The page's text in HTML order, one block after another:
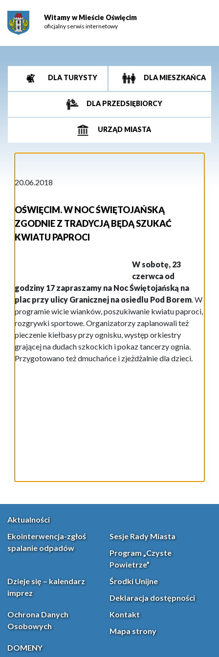
Witamy w Mieście Oświęcim
oficjalny serwis internetowy
DLA TURYSTY DLA MIESZKAŃCA
DLA PRZEDSIĘBIORCY
URZĄD MIASTA
20.06.2018
OŚWIĘCIM. W NOC ŚWIĘTOJAŃSKĄ
ZGODNIE Z TRADYCJĄ BĘDĄ SZUKAĆ
KWIATU PAPROCI
W sobotę, 23
czerwca od
godziny 17 zapraszamy na Noc Świętojańską na
plac przy ulicy Granicznej na osiedlu Pod Borem. W
programie wicie wianków, poszukiwanie kwiatu paproci,
rozgrywki sportowe. Organizatorzy zaplanowali też
pieczenie kiełbasy przy ognisku, występ orkiestry
grającej na dudach szkockich i pokaz tancerzy ognia.
Przygotowano też dmuchańce i zjeżdżalnie dla dzieci.
Aktualności
Ekointerwencja-zgłoś
spalanie odpadów
Sesje Rady Miasta
Program „Czyste
Powietrze”
Dzieje się – kalendarz
imprez
Środki Unijne
Deklaracja dostępności
Ochrona Danych
Osobowych
Kontakt
Mapa strony
DOMENY